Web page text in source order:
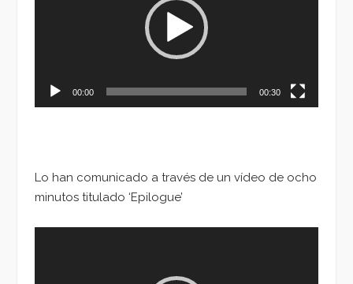
00:00 00:30
Lo han comunicado a través de un vídeo de ocho
minutos titulado ‘Epilogue’